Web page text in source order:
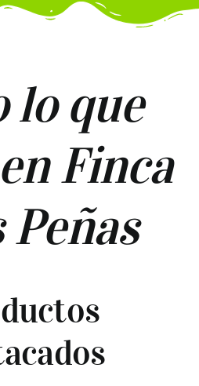
lo que
Finca
Peñas